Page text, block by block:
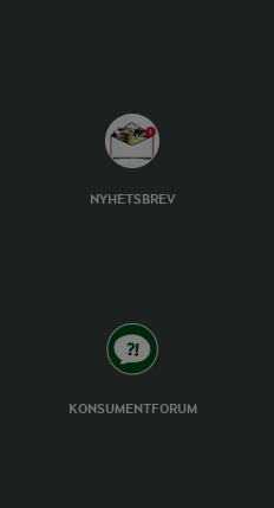
NYHETSBREV
KONSUMENTFORUM